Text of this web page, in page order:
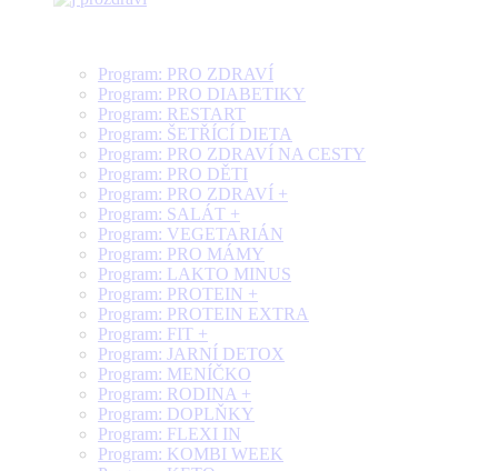
Program: PRO ZDRAVÍ
Program: PRO DIABETIKY
Program: RESTART
Program: ŠETŘÍCÍ DIETA
Program: PRO ZDRAVÍ NA CESTY
Program: PRO DĚTI
Program: PRO ZDRAVÍ +
Program: SALÁT +
Program: VEGETARIÁN
Program: PRO MÁMY
Program: LAKTO MINUS
Program: PROTEIN +
Program: PROTEIN EXTRA
Program: FIT +
Program: JARNÍ DETOX
Program: MENÍČKO
Program: RODINA +
Program: DOPLŇKY
Program: FLEXI IN
Program: KOMBI WEEK